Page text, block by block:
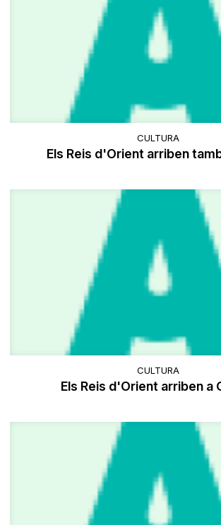
CULTURA
Els Reis d'Orient arriben
CULTURA
Els Reis d'Orient arriben a